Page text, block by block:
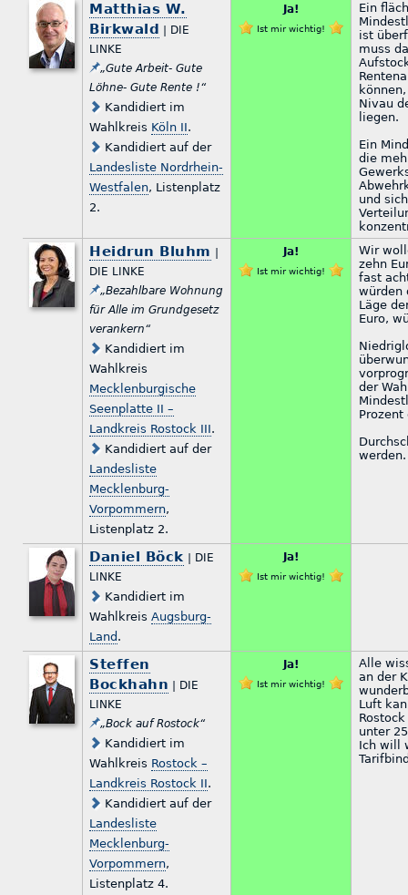
Matthias W.
Birkwald
| DIE
LINKE
„Gute Arbeit- Gute
Löhne- Gute Rente !“
Kandidiert im
Wahlkreis Köln II.
Kandidiert auf der
Landesliste Nordrhein-
Westfalen, Listenplatz
2.
Ja!
Ist mir wichtig!
Ein
ist
muss
Nivau
liegen.
Ein
die
und
Heidrun Bluhm
DIE LINKE
„Bezahlbare Wohnung
für Alle im Grundgesetz
verankern“
Kandidiert im
Wahlkreis
Mecklenburgische
Seenplatte II –
Landkreis Rostock III.
Kandidiert auf der
Landesliste
Mecklenburg-
Vorpommern,
Listenplatz 2.
Ja!
Ist mir wichtig!
Wir
zehn
fast
würden
Läge
Euro,
der
Daniel Böck | DIE
LINKE
Kandidiert im
WahlkreisAugsburg-
Land .
Ja!
Ist mir wichtig!
Steffen
Bockhahn | DIE
LINKE
„Bock auf Rostock“
Kandidiert im
Wahlkreis Rostock –
Landkreis Rostock II.
Kandidiert auf der
Landesliste
Mecklenburg-
Vorpommern,
Listenplatz 4.
Ja!
Ist mir wichtig!
Alle
an der
Luft
unter
Ich will